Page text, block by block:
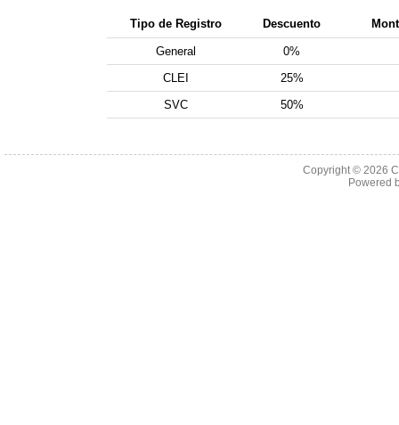
Tipo de Registro Descuento
General
0%
CLEI
25%
SVC
50%
Copyright © 2026
Powered